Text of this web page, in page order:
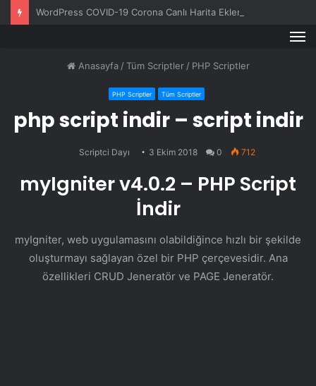
WordPress COVID-19 Corona Canlı Harita Eklentisi v1.0.3
Anasayfa / Tüm Scriptler / PHP Scriptler
PHP Scriptler Tüm Scriptler
php script indir – script indir
Scriptci Dayı 3 Ekim 2018 0 712
myIgniter v4.0.2 – PHP Script
İndir
myIgniter, web uygulamasını olabildiğince hızlı bir şekilde
oluşturmayı sağlayan özel bir PHP çerçevesidir. Ana
özellikleri CRUD Jeneratör ve PAGE Jeneratör.